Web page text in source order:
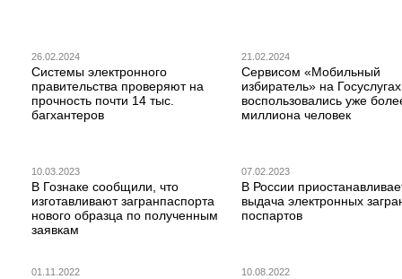
26.02.2024
Системы электронного
правительства проверяют на
прочность почти 14 тыс.
багхантеров
21.02.2024
Сервисом «Мобильный
избиратель» на Госуслугах
воспользовались уже
миллиона человек
10.03.2023
В Гознаке сообщили, что
изготавливают загранпаспорта
нового образца по полученным
заявкам
07.02.2023
В России
выдача электронных
поспартов
01.11.2022 10.08.2022